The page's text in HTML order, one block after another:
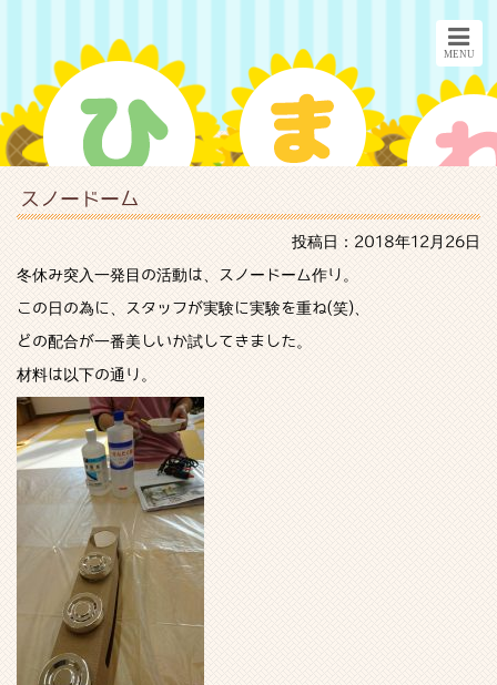
スノードーム
投稿日：2018年12月26日
冬休み突入一発目の活動は、スノードーム作り。
この日の為に、スタッフが実験に実験を重ね(笑)、
どの配合が一番美しいか試してきました。
材料は以下の通り。